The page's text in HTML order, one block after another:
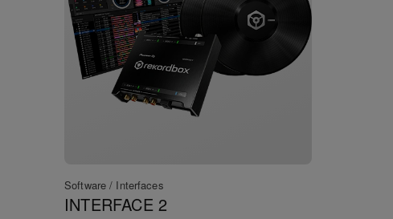
Software / Interfaces
INTERFACE 2